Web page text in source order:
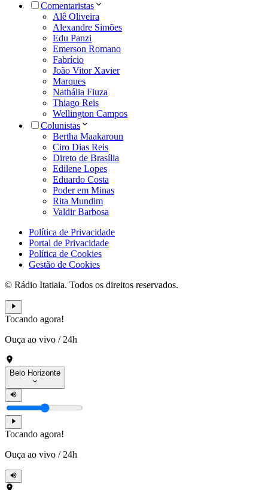
Comentaristas
Alê Oliveira
Alexandre Simões
Edu Panzi
Emerson Romano
Fabrício
João Vitor Xavier
Marques
Nathália Fiuza
Thiago Reis
Wellington Campos
Colunistas
Bertha Maakaroun
Ciro Dias Reis
Direto de Brasília
Edilene Lopes
Eduardo Costa
Poder em Minas
Rita Mundim
Valdir Barbosa
Política de Privacidade
Portal de Privacidade
Política de Cookies
Gestão de Cookies
© Rádio Itatiaia. Todos os direitos reservados.
Tocando agora!
Ouça ao vivo / 24h
Belo Horizonte
Tocando agora!
Ouça ao vivo / 24h